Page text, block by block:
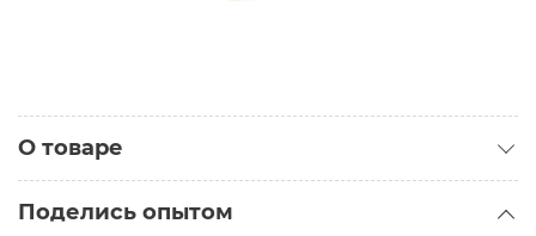
О товаре
Поделись опытом